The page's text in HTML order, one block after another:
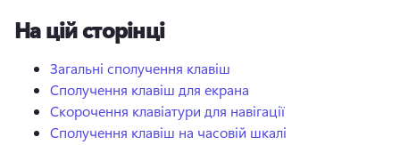
На цій сторінці
Загальні сполучення клавіш
Сполучення клавіш для екрана
Скорочення клавіатури для навігації
Сполучення клавіш на часовій шкалі